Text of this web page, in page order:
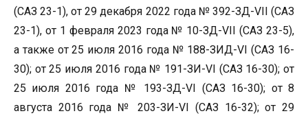
(САЗ 23-1), от 29 декабря 2022 года № 392-ЗД-VII (САЗ
23-1), от 1 февраля 2023 года № 10-ЗД-VII (САЗ 23-5),
а также от 25 июля 2016 года № 188-ЗИД-VI (САЗ 16-
30); от 25 июля 2016 года № 191-ЗИ-VI (САЗ 16-30); от
25 июля 2016 года № 193-ЗД-VI (САЗ 16-30); от 8
августа 2016 года № 203-ЗИ-VI (САЗ 16-32); от 29